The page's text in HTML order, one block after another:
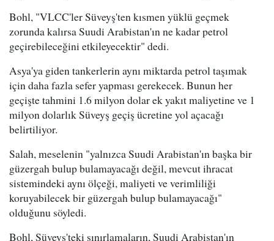
Bohl, "VLCC'ler Süveyş'ten kısmen yüklü geçmek
zorunda kalırsa Suudi Arabistan'ın ne kadar petrol
geçirebileceğini etkileyecektir" dedi.
Asya'ya giden tankerlerin aynı miktarda petrol taşımak
için daha fazla sefer yapması gerekecek. Bunun her
geçişte tahmini 1.6 milyon dolar ek yakıt maliyetine ve 1
milyon dolarlık Süveyş geçiş ücretine yol açacağı
belirtiliyor.
Salah, meselenin "yalnızca Suudi Arabistan'ın başka bir
güzergah bulup bulamayacağı değil, mevcut ihracat
sistemindeki aynı ölçeği, maliyeti ve verimliliği
koruyabilecek bir güzergah bulup bulamayacağı"
olduğunu söyledi.
Bohl, Süveyş'teki sınırlamaların, Suudi Arabistan'ın